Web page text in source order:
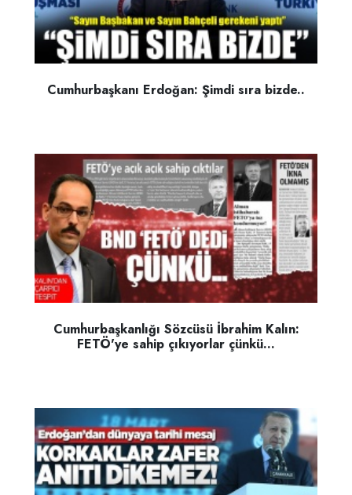
Cumhurbaşkanı Erdoğan: Şimdi sıra bizde..
Cumhurbaşkanlığı Sözcüsü İbrahim Kalın:
FETÖ'ye sahip çıkıyorlar çünkü...